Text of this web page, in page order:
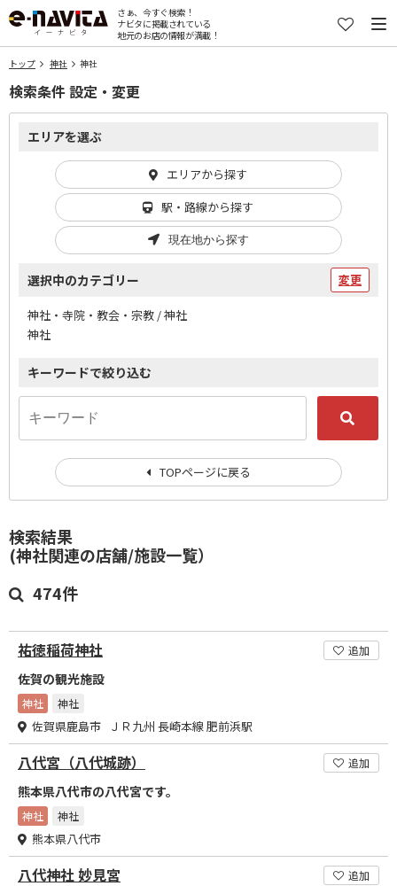
さぁ、今すぐ検索！
ナビタに掲載されている
地元のお店の情報が満載！
トップ 神社 神社
検索結果
(神社関連の店舗/施設一覧）
474件
祐徳稲荷神社 追加
佐賀の観光施設
神社 神社
佐賀県鹿島市 ＪＲ九州 長崎本線 肥前浜駅
八代宮（八代城跡） 追加
熊本県八代市の八代宮です。
神社 神社
熊本県八代市
八代神社 妙見宮 追加
検索条件 設定・変更
エリアを選ぶ
エリアから探す
駅・路線から探す
現在地から探す
選択中のカテゴリー 変更
神社・寺院・教会・宗教 / 神社
神社
キーワードで絞り込む
TOPページに戻る